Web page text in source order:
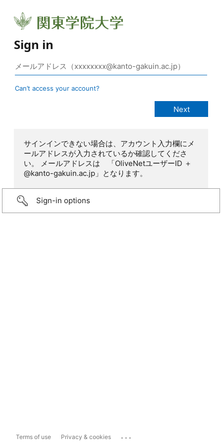
Sign in
Can’t access your account?
サインインできない場合は、アカウント入力欄にメ
ールアドレスが入力されているか確認してくださ
い。 メールアドレスは 「OliveNetユーザーID ＋
@kanto-gakuin.ac.jp」となります。
Sign-in options
Terms of use Privacy & cookies ...